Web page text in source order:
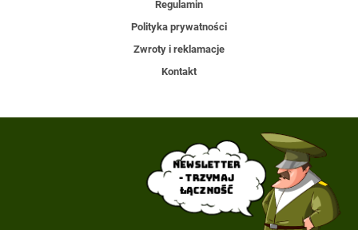
Regulamin
Polityka prywatności
Zwroty i reklamacje
Kontakt
Newsletter
- trzymaj
łączność